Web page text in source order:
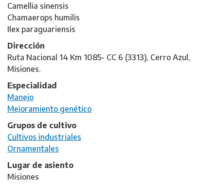
Camellia sinensis
Chamaerops humilis
Ilex paraguariensis
Dirección
Ruta Nacional 14 Km 1085- CC 6 (3313), Cerro Azul,
Misiones.
Especialidad
Manejo
Mejoramiento genético
Grupos de cultivo
Cultivos industriales
Ornamentales
Lugar de asiento
Misiones